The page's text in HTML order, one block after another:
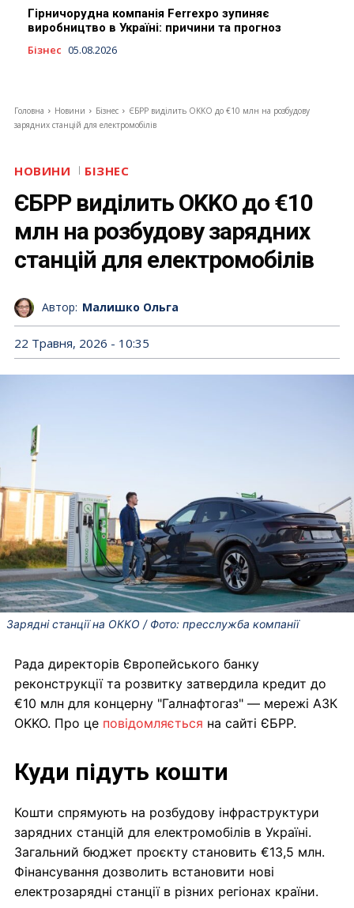
Гірничорудна компанія Ferrexpo зупиняє
виробництво в Україні: причини та прогноз
Бізнес 05.08.2026